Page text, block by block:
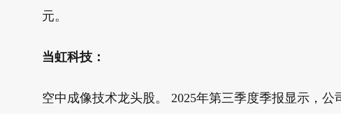
元。
当虹科技：
空中成像技术龙头股。 2025年第三季度季报显示，公